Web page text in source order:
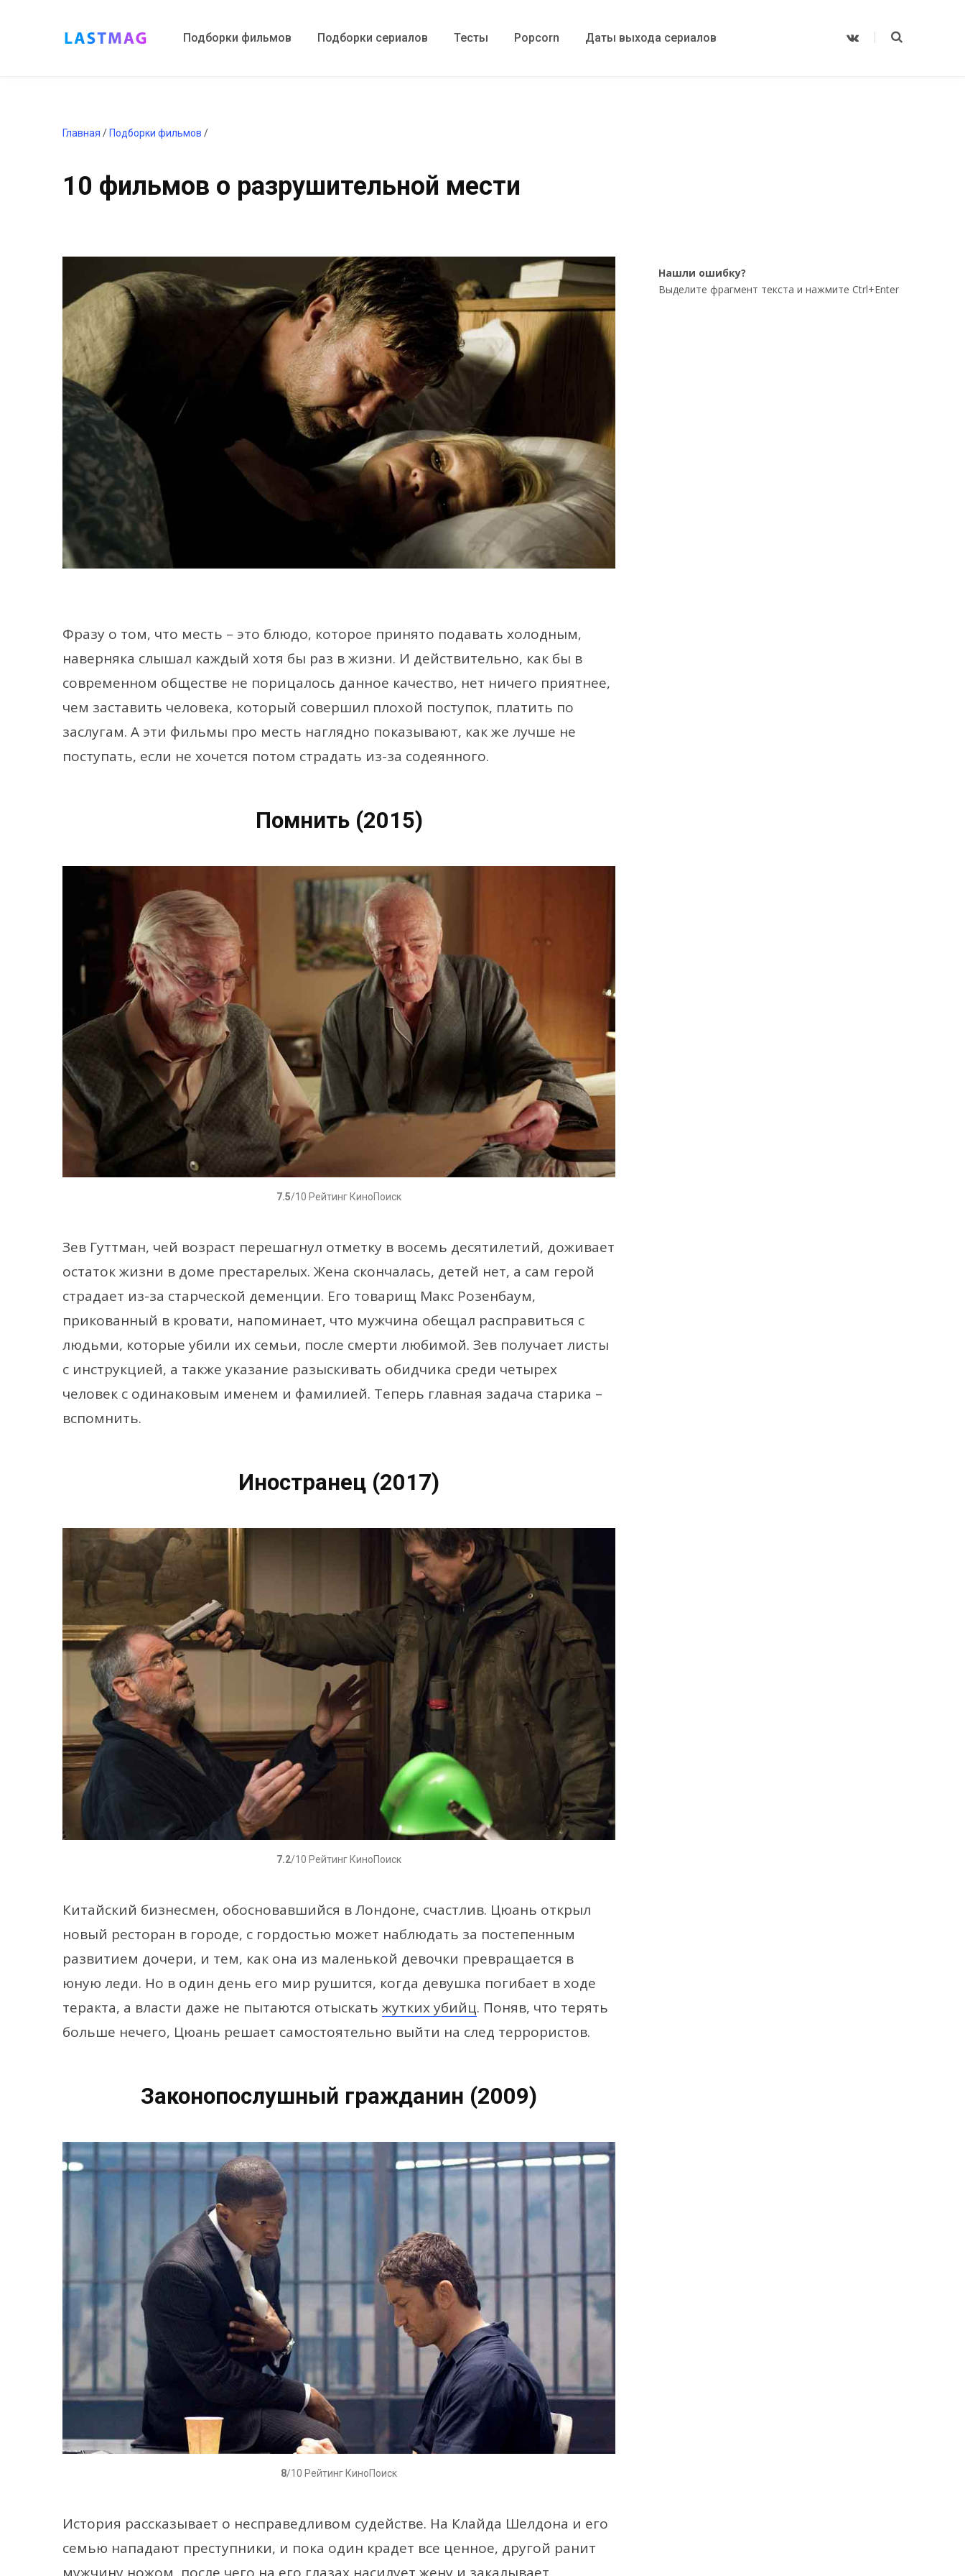
Подборки фильмов Подборки сериалов Тесты Popcorn Даты выхода сериалов
V
Главная / Подборки фильмов /
10 фильмов о разрушительной мести
Фразу о том, что месть – это блюдо, которое принято подавать холодным,
наверняка слышал каждый хотя бы раз в жизни. И действительно, как бы в
современном обществе не порицалось данное качество, нет ничего приятнее,
чем заставить человека, который совершил плохой поступок, платить по
заслугам. А эти фильмы про месть наглядно показывают, как же лучше не
поступать, если не хочется потом страдать из-за содеянного.
Помнить (2015)
7.5/10 Рейтинг КиноПоиск
Зев Гуттман, чей возраст перешагнул отметку в восемь десятилетий, доживает
остаток жизни в доме престарелых. Жена скончалась, детей нет, а сам герой
страдает из-за старческой деменции. Его товарищ Макс Розенбаум,
прикованный в кровати, напоминает, что мужчина обещал расправиться с
людьми, которые убили их семьи, после смерти любимой. Зев получает листы
с инструкцией, а также указание разыскивать обидчика среди четырех
человек с одинаковым именем и фамилией. Теперь главная задача старика –
вспомнить.
Иностранец (2017)
7.2/10 Рейтинг КиноПоиск
Китайский бизнесмен, обосновавшийся в Лондоне, счастлив. Цюань открыл
новый ресторан в городе, с гордостью может наблюдать за постепенным
развитием дочери, и тем, как она из маленькой девочки превращается в
юную леди. Но в один день его мир рушится, когда девушка погибает в ходе
теракта, а власти даже не пытаются отыскать жутких убийц. Поняв, что терять
больше нечего, Цюань решает самостоятельно выйти на след террористов.
Законопослушный гражданин (2009)
8/10 Рейтинг КиноПоиск
История рассказывает о несправедливом судействе. На Клайда Шелдона и его
семью нападают преступники, и пока один крадет все ценное, другой ранит
мужчину ножом, после чего на его глазах насилует жену и закалывает
Нашли ошибку?
Выделите фрагмент текста и нажмите Ctrl+Enter